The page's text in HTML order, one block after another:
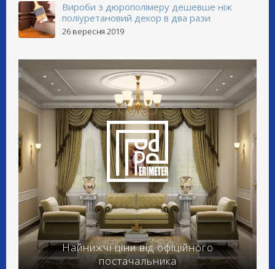
Вироби з дюрополімеру дешевше ніж
поліуретановий декор в два рази
26 вересня 2019
Найнижчі ціни від офіційного
постачальника